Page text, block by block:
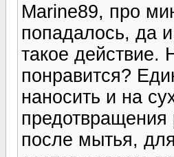
Мarine89, про
попадалось, да
такое действие.
понравится?
наносить и на
после мытья,